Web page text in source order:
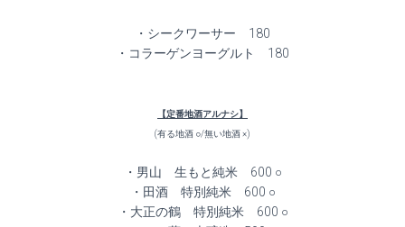
・シークワーサー 180
・コラーゲンヨーグルト 180
【定番地酒アルナシ】
(有る地酒 ○/無い地酒 ×)
・男山 生もと純米 600 ○
・田酒 特別純米 600 ○
・大正の鶴 特別純米 600 ○